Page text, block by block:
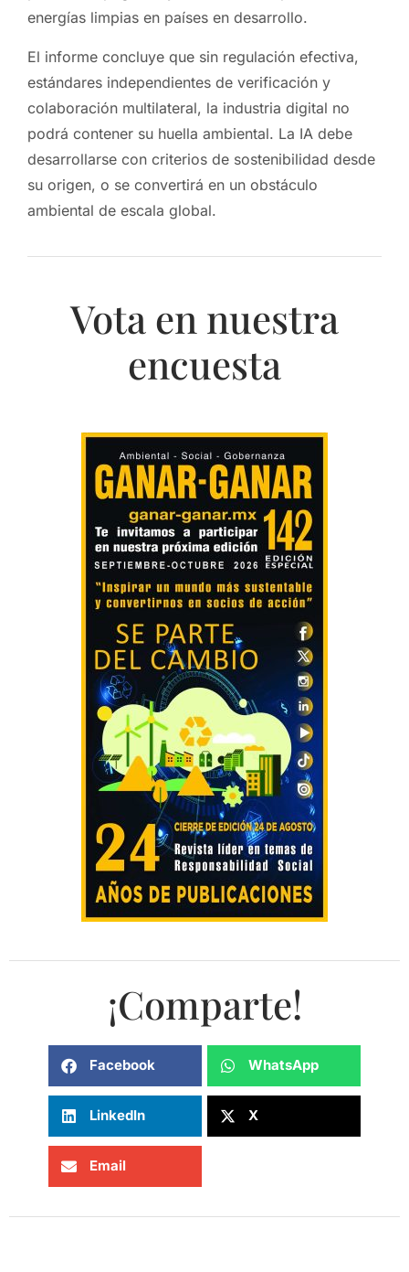
energías limpias en países en desarrollo.
El informe concluye que sin regulación efectiva,
estándares independientes de verificación y
colaboración multilateral, la industria digital no
podrá contener su huella ambiental. La IA debe
desarrollarse con criterios de sostenibilidad desde
su origen, o se convertirá en un obstáculo
ambiental de escala global.
Vota en nuestra
encuesta
¡Comparte!
Facebook WhatsApp
LinkedIn X
Email